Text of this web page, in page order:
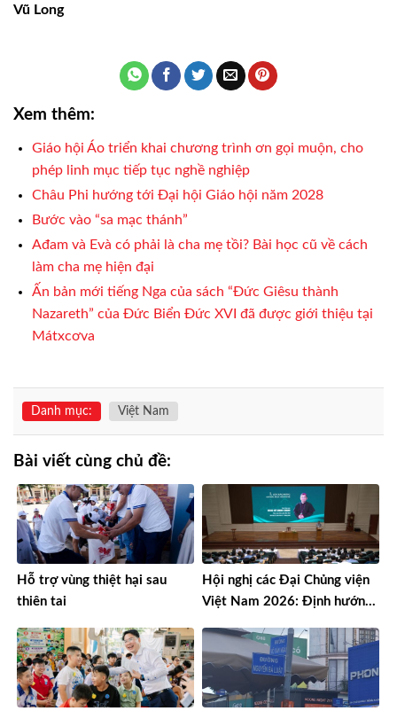
Vũ Long
Xem thêm:
Giáo hội Áo triển khai chương trình ơn gọi muộn, cho
phép linh mục tiếp tục nghề nghiệp
Châu Phi hướng tới Đại hội Giáo hội năm 2028
Bước vào “sa mạc thánh”
Ađam và Evà có phải là cha mẹ tồi? Bài học cũ về cách
làm cha mẹ hiện đại
Ấn bản mới tiếng Nga của sách “Đức Giêsu thành
Nazareth” của Đức Biển Đức XVI đã được giới thiệu tại
Mátxcơva
Danh mục: Việt Nam
Bài viết cùng chủ đề:
Hỗ trợ vùng thiệt hại sau
thiên tai
Hội nghị các Đại Chủng viện
Việt Nam 2026: Định hướng